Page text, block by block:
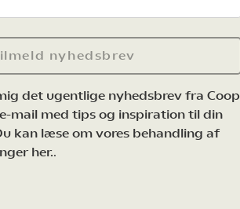
nyhedsbrev
det ugentlige nyhedsbrev fra Coop
mail med tips og inspiration til din
kan læse om vores behandling af
her..